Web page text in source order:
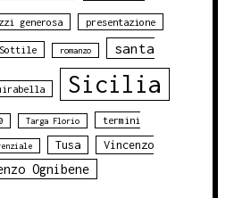
generosa presentazione
Sottile romanzo santa
Sicilia
Targa Florio termini
Tusa
Vincenzo
Ognibene